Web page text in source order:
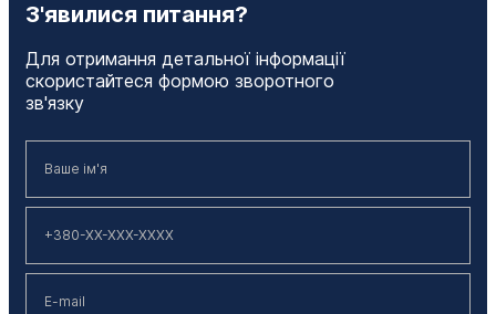
З'явилися питання?
Для отримання детальної інформації
скористайтеся формою зворотного
зв'язку